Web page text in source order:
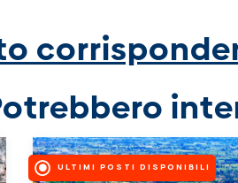
ULTIMI POSTI DISPONIBILI